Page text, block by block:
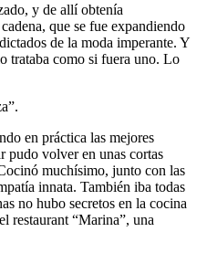
y de allí obtenía
que se fue expandiendo
de la moda imperante. Y
trataba como si fuera uno. Lo
en práctica las mejores
pudo volver en unas cortas
muchísimo, junto con las
innata. También iba todas
no hubo secretos en la cocina
restaurant “Marina”, una